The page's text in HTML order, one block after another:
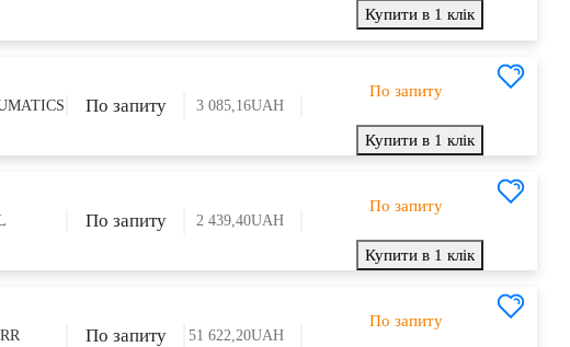
Купити в 1 клік
По запиту UAH
3 085,16
По запиту
Купити в 1 клік
По запиту UAH
2 439,40
По запиту
Купити в 1 клік
По запиту UAH
51 622,20
По запиту